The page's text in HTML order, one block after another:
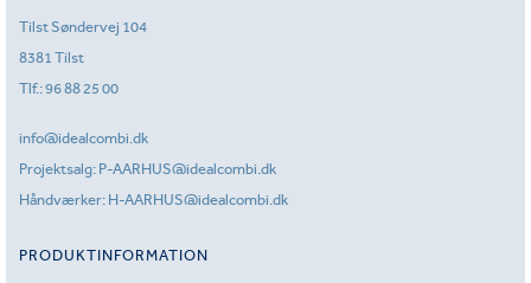
Tilst Søndervej 104
8381 Tilst
Tlf.:96 88 25 00
info@idealcombi.dk
Projektsalg: P-AARHUS@idealcombi.dk
Håndværker: H-AARHUS@idealcombi.dk
PRODUKTINFORMATION